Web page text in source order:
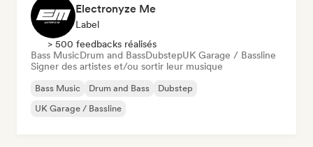
Electronyze Me
Label
> 500 feedbacks réalisés
Bass MusicDrum and BassDubstepUK Garage / Bassline
Signer des artistes et/ou sortir leur musique
Bass Music Drum and Bass
Dubstep
UK Garage / Bassline